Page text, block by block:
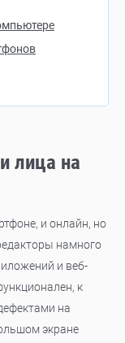
лица на
и онлайн, но
намного
и веб-
к
на
экране